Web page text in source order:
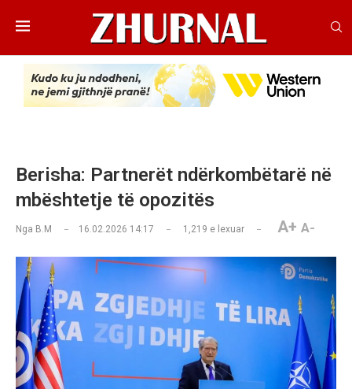
Berisha: Partnerët ndërkombëtarë në
mbështetje të opozitës
Nga B.M 16.02.2026 14:17 1,219 e lexuar A+ A-